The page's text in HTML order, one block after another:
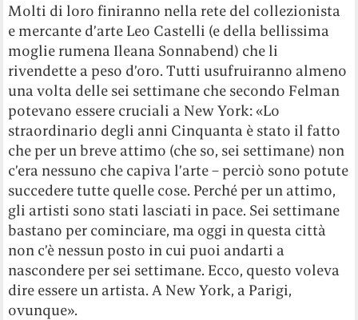
Molti di loro finiranno nella rete del collezionista
e mercante d’arte Leo Castelli (e della bellissima
moglie rumena Ileana Sonnabend) che li
rivendette a peso d’oro. Tutti usufruiranno almeno
una volta delle sei settimane che secondo Felman
potevano essere cruciali a New York: «Lo
straordinario degli anni Cinquanta è stato il fatto
che per un breve attimo (che so, sei settimane) non
c’era nessuno che capiva l’arte – perciò sono potute
succedere tutte quelle cose. Perché per un attimo,
gli artisti sono stati lasciati in pace. Sei settimane
bastano per cominciare, ma oggi in questa città
non c’è nessun posto in cui puoi andarti a
nascondere per sei settimane. Ecco, questo voleva
dire essere un artista. A New York, a Parigi,
ovunque».